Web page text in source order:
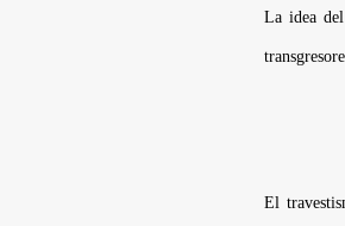
La idea
El